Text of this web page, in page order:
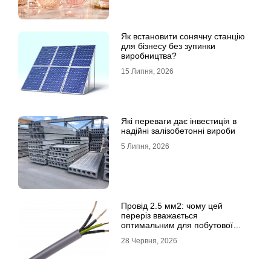
Як встановити сонячну станцію
для бізнесу без зупинки
виробництва?
15 Липня, 2026
Які переваги дає інвестиція в
надійні залізобетонні вироби
5 Липня, 2026
Провід 2.5 мм2: чому цей
переріз вважається
оптимальним для побутової
28 Червня, 2026